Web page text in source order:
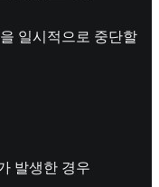
일시적으로 중단할
발생한 경우